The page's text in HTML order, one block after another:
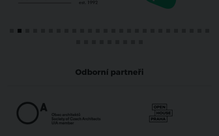
Odborní partneři